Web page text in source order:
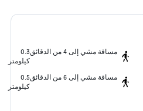
مسافة مشي إلى 4 من الدقائق
0.3
كيلومتر
مسافة مشي إلى 6 من الدقائق
0.5
كيلومتر